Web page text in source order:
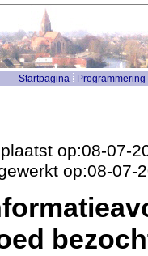
Startpagina Programmering
op:08-07-
op:08-07-